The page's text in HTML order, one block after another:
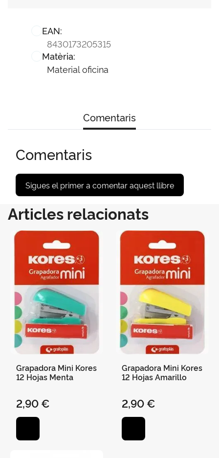
EAN:
8430173205315
Matèria:
Material oficina
Comentaris
Comentaris
Sigues el primer a comentar aquest llibre
Articles relacionats
Grapadora Mini Kores
12 Hojas Menta
2,90 €
Grapadora Mini Kores
12 Hojas Amarillo
2,90 €